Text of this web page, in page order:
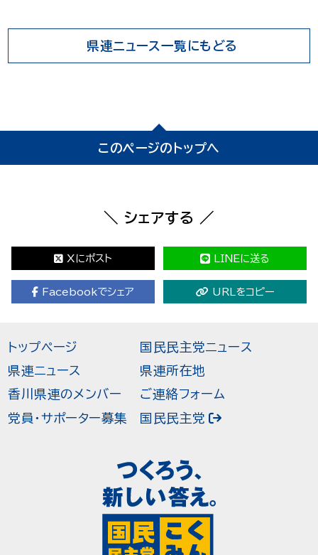
県連ニュース一覧にもどる
このページのトップへ
＼ シェアする ／
Xにポスト LINEに送る
Facebookでシェア URLをコピー
トップページ
県連ニュース
香川県連のメンバー
党員・サポーター募集
国民民主党ニュース
県連所在地
ご連絡フォーム
国民民主党